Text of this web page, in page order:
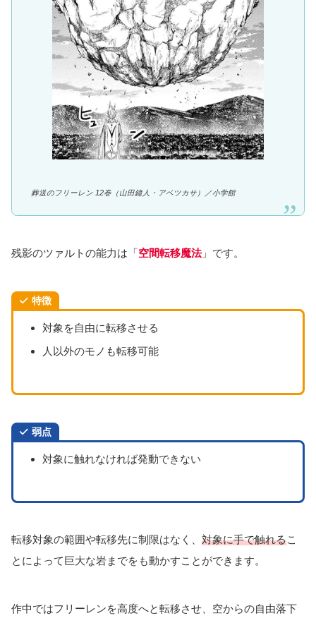
葬送のフリーレン 12巻（山田鐘人・アベツカサ）／小学館
残影のツァルトの能力は「空間転移魔法」です。
特徴
対象を自由に転移させる
人以外のモノも転移可能
弱点
対象に触れなければ発動できない
転移対象の範囲や転移先に制限はなく、 対象に手で触れるこ
とによって巨大な岩までをも動かすことができます。
作中ではフリーレンを高度へと転移させ、空からの自由落下